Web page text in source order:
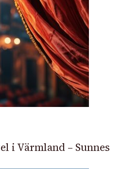
i Värmland – Sunnes